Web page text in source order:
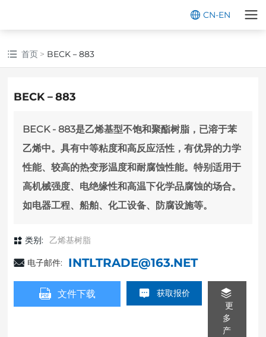
CN-EN
首页 BECK－883
BECK－883
BECK - 883是乙烯基型不饱和聚酯树脂，已溶于苯
乙烯中。具有中等粘度和高反应活性，有优异的力学
性能、较高的热变形温度和耐腐蚀性能。特别适用于
高机械强度、电绝缘性和高温下化学品腐蚀的场合。
如电器工程、船舶、化工设备、防腐设施等。
类别: 乙烯基树脂
电子邮件: INTLTRADE@163.NET
文件下载
获取报价
更
多
产